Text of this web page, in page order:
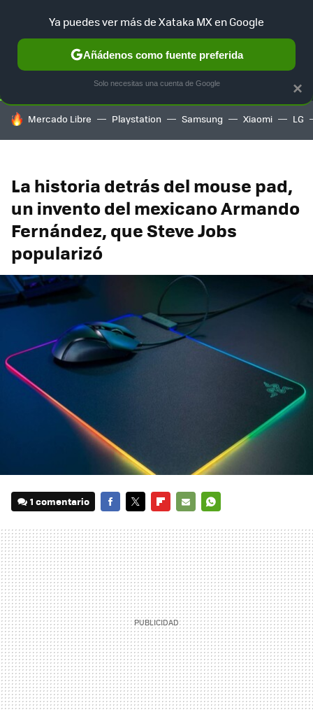
SELECCIÓN GAMING HOME AUTO TERRITORIO
HOY SE HABLA DE
Mercado Libre Playstation Samsung Xiaomi LG
La historia detrás del mouse pad,
un invento del mexicano Armando
Fernández, que Steve Jobs
popularizó
1 comentario
MAIL
×
Ya puedes ver más de Xataka MX en Google
Añádenos como fuente preferida
Solo necesitas una cuenta de Google